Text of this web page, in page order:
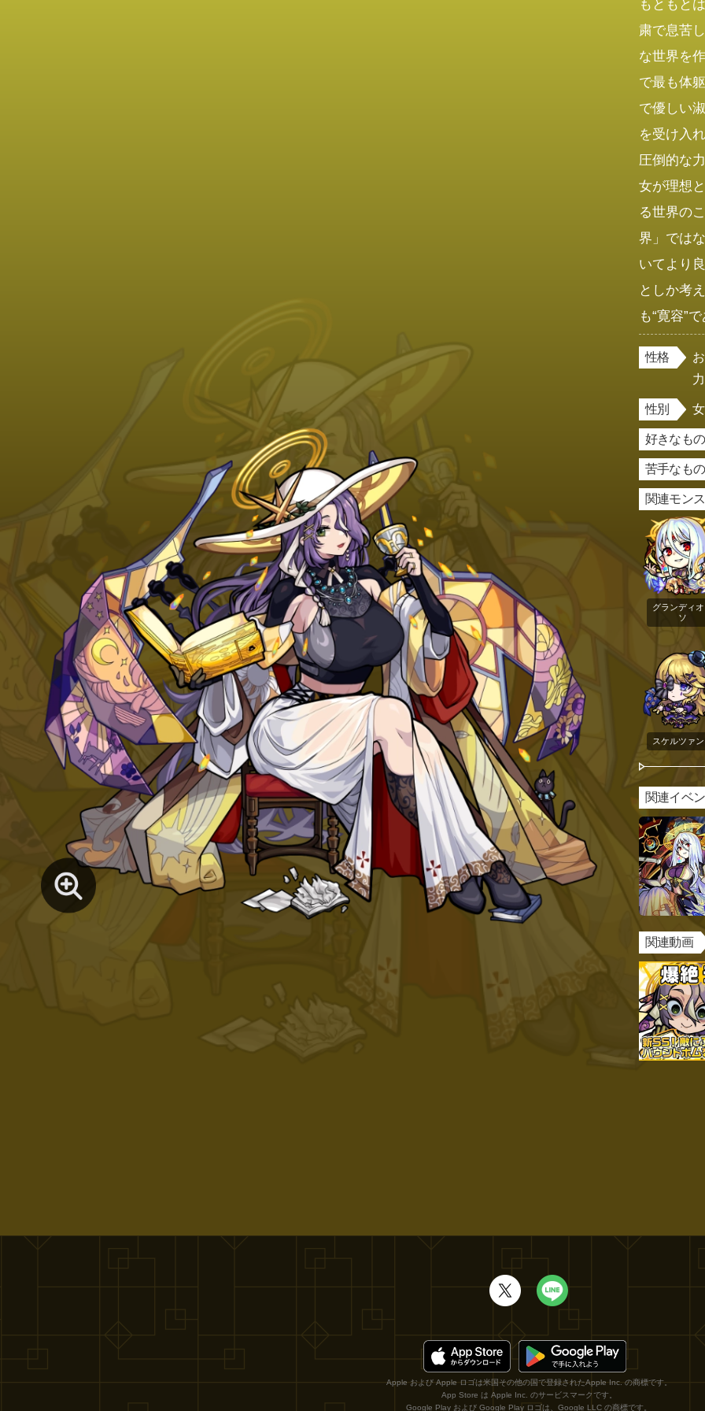
もともと
粛で息苦
な世界を
で最も体
で優しい
を受け入
圧倒的な
女が理想
る世界の
界」では
いてより
としか考
も“寛容”
性格
性別 女
好きなもの
苦手なもの
関連モン
グランディ
ソ
スケルツァ
関連イベ
関連動画
Apple および Apple ロゴは米国その他の国で登録されたApple Inc. の商標です。
App Store は Apple Inc. のサービスマークです。
Google Play および Google Play ロゴは、Google LLC の商標です。